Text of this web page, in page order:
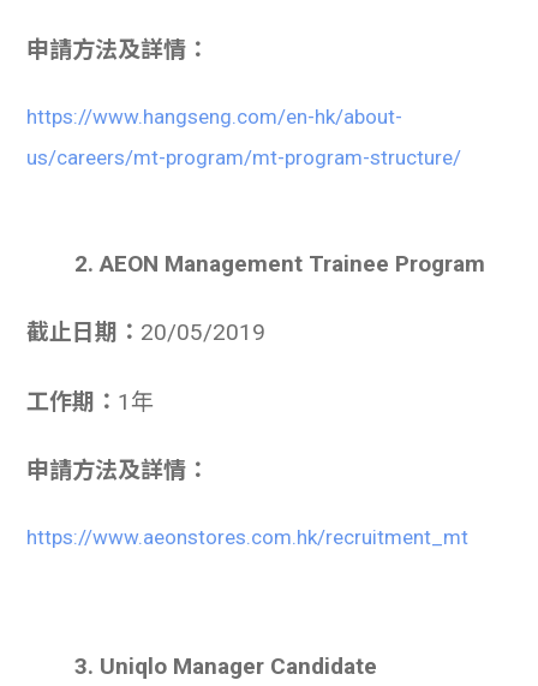
申請方法及詳情：
https://www.hangseng.com/en-hk/about-
us/careers/mt-program/mt-program-structure/
2. AEON Management Trainee Program
截止日期： 20/05/2019
工作期： 1年
申請方法及詳情：
https://www.aeonstores.com.hk/recruitment_mt
3. Uniqlo Manager Candidate